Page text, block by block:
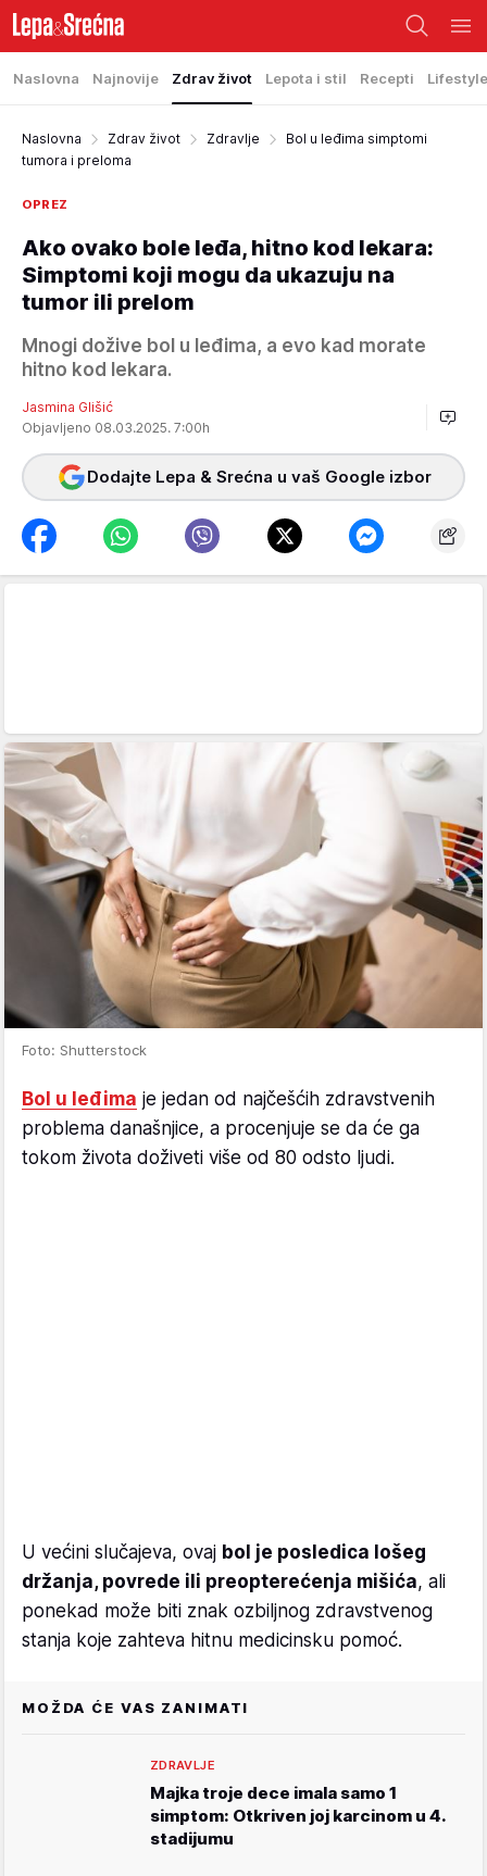
Naslovna Najnovije Zdrav život Lepota i stil Recepti Lifestyle
Naslovna Zdrav život Zdravlje
Bol u leđima simptomi
tumora i preloma
OPREZ
Ako ovako bole leđa, hitno kod lekara:
Simptomi koji mogu da ukazuju na
tumor ili prelom
Mnogi dožive bol u leđima, a evo kad morate
hitno kod lekara.
Jasmina Glišić
Objavljeno 08.03.2025. 7:00h
Dodajte Lepa & Srećna u vaš Google izbor
Foto: Shutterstock
Bol u leđima je jedan od najčešćih zdravstvenih
problema današnjice, a procenjuje se da će ga
tokom života doživeti više od 80 odsto ljudi.
U većini slučajeva, ovaj bol je posledica lošeg
držanja, povrede ili preopterećenja mišića, ali
ponekad može biti znak ozbiljnog zdravstvenog
stanja koje zahteva hitnu medicinsku pomoć.
MOŽDA ĆE VAS ZANIMATI
ZDRAVLJE
Majka troje dece imala samo 1
simptom: Otkriven joj karcinom u 4.
stadijumu